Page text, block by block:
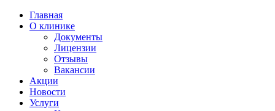
Главная
О клинике
Документы
Лицензии
Отзывы
Вакансии
Акции
Новости
Услуги